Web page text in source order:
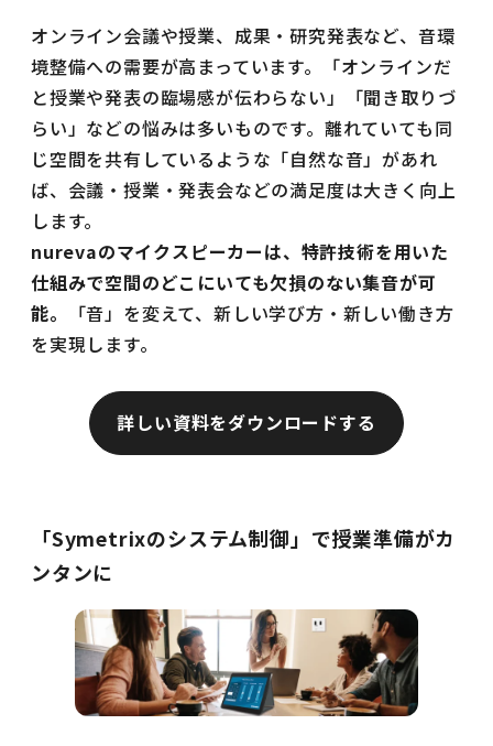
オンライン会議や授業、成果・研究発表など、音環
境整備への需要が高まっています。「オンラインだ
と授業や発表の臨場感が伝わらない」「聞き取りづ
らい」などの悩みは多いものです。離れていても同
じ空間を共有しているような「自然な音」があれ
ば、会議・授業・発表会などの満足度は大きく向上
します。
nurevaのマイクスピーカーは、特許技術を用いた
仕組みで空間のどこにいても欠損のない集音が可
能。
「音」を変えて、新しい学び方・新しい働き方
を実現します。
詳しい資料をダウンロードする
「Symetrixのシステム制御」で授業準備がカ
ンタンに